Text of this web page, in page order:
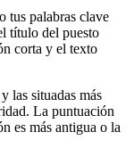
tus palabras clave
título del puesto
corta y el texto
las situadas más
La puntuación
es más antigua o la